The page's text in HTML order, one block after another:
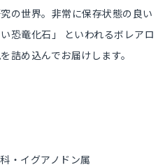
の世界。非常に保存状態の良い
恐竜化石」 といわれるボレアロ
詰め込んでお届けします。
・イグアノドン属